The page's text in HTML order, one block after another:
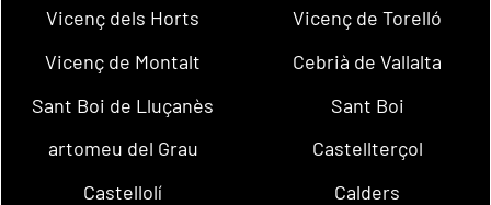
Vicenç dels Horts
Vicenç de Torelló
Vicenç de Montalt
Cebrià de Vallalta
Sant Boi de Lluçanès
Sant Boi
artomeu del Grau
Castellterçol
Castellolí
Calders